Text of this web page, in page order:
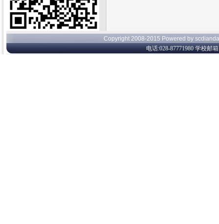
Copyright 2008-2015 Powered by
电话:028-87771980 学校邮